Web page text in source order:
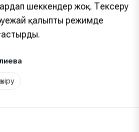
шеккендер жоқ. Тексеру
қалыпты режимде